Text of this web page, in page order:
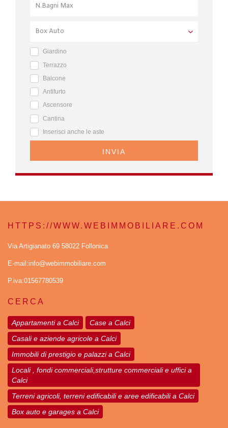
Giardino
Terrazzo
Balcone
Antifurto
Ascensore
Cantina
Inserisci anche le aste
INVIA
HTTPS://WWW.WEBIMMOBILIARE.COM
Via Artigianato 69 58022 Follonica
E-mail:info@webimmobiliare.com
P.iva:01567780539
CERCA
Appartamenti a Calci
Case a Calci
Casali e aziende agricole a Calci
Immobili di prestigio e palazzi a Calci
Locali , fondi commerciali,strutture commerciali e uffici a
Calci
Terreni agricoli, terreni edificabili e aree edificabili a Calci
Box auto e garages a Calci